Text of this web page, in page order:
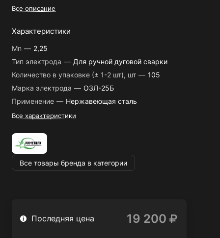
сварочный электрод отличается надежностью и
профессиональных сварщиков. Он обеспечивает
соединения.
мм, 5 кг широко используется в следующих сферах:
Автомобильная промышленность;
Судостроение и морское дело;
Нефтегазовая промышленность;
Производство и ремонт оборудования;
Сельское хозяйство и агропромышленность.
Благодаря своим сварочным характеристикам и
надежности, сварочный электрод Риметалк ОЗЛ-25Б 4.0
мм, 5 кг является незаменимым инструментом для
позволяет создавать прочные и качественные сварные
соединения, обеспечивая безопасность и надежность в
эксплуатации.
Все описание
Характеристики
Mn — 2,25
Тип электрода — Для ручной дуговой сварки
Количество в упаковке (± 1-2 шт), шт — 105
Марка электрода — ОЗЛ-25Б
Применение — Нержавеющая сталь
Все характеристики
Все товары бренда в категории
Последняя цена 19 200